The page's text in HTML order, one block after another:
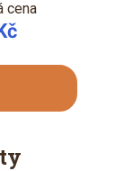
cena